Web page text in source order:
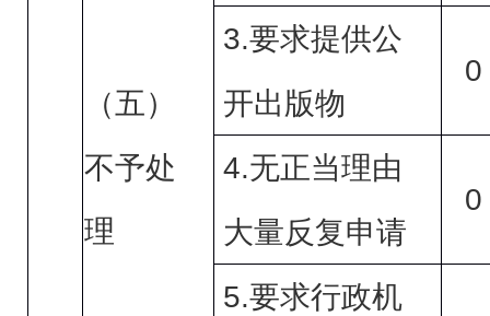
（五）
不予处
理
3.要求提供公
开出版物
0
4.无正当理由
大量反复申请
0
5.要求行政机